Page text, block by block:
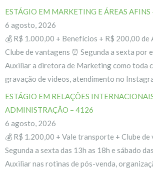
ESTÁGIO EM MARKETING E ÁREAS AFINS
6 agosto, 2026
💰 R$ 1.000,00 + Benefícios + R$ 200,00
Clube de vantagens ⏰ Segunda a sexta por
Auxiliar a diretora de Marketing como toda
gravação de videos, atendimento no
ESTÁGIO EM RELAÇÕES
ADMINISTRAÇÃO – 4126
6 agosto, 2026
💰 R$ 1.200,00 + Vale transporte + Clube de
Segunda a sexta das 13h as 18h e sábado
Auxiliar nas rotinas de pós-venda,